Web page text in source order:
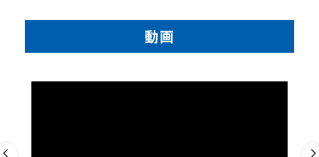
動画